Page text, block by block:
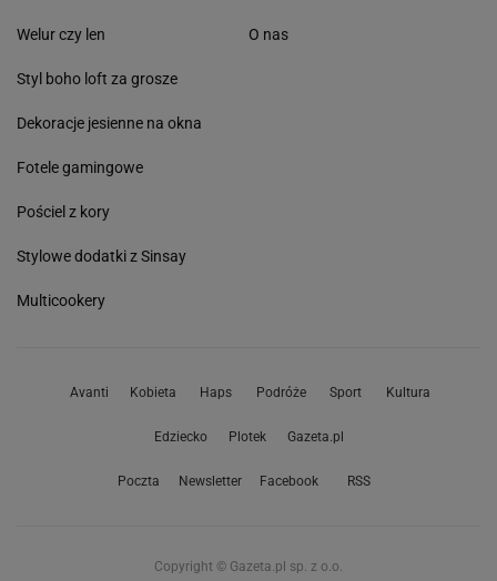
Welur czy len
Styl boho loft za grosze
Dekoracje jesienne na okna
Fotele gamingowe
Pościel z kory
Stylowe dodatki z Sinsay
Multicookery
O nas
Avanti Kobieta Haps Podróże Sport Kultura
Edziecko Plotek Gazeta.pl
Poczta Newsletter Facebook RSS
Copyright © Gazeta.pl sp. z o.o.